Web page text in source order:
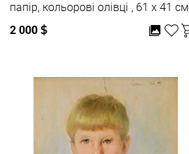
папір, кольорові олівці , 61 x 41 см
2 000$